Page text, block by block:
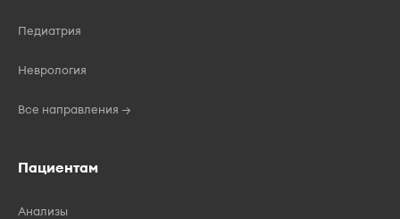
Педиатрия
Неврология
Все направления →
Пациентам
Анализы